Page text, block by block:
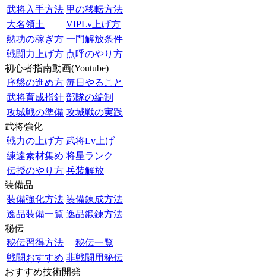
武将入手方法 里の移転方法
大名領土
VIPLv上げ方
勲功の稼ぎ方 一門解放条件
戦闘力上げ方 点呼のやり方
初心者指南動画(Youtube)
序盤の進め方 毎日やること
武将育成指針 部隊の編制
攻城戦の準備 攻城戦の実践
武将強化
戦力の上げ方 武将Lv上げ
練達素材集め 将星ランク
伝授のやり方 兵装解放
装備品
装備強化方法 装備錬成方法
逸品装備一覧 逸品鍛錬方法
秘伝
秘伝習得方法
秘伝一覧
戦闘おすすめ 非戦闘用秘伝
おすすめ技術開発